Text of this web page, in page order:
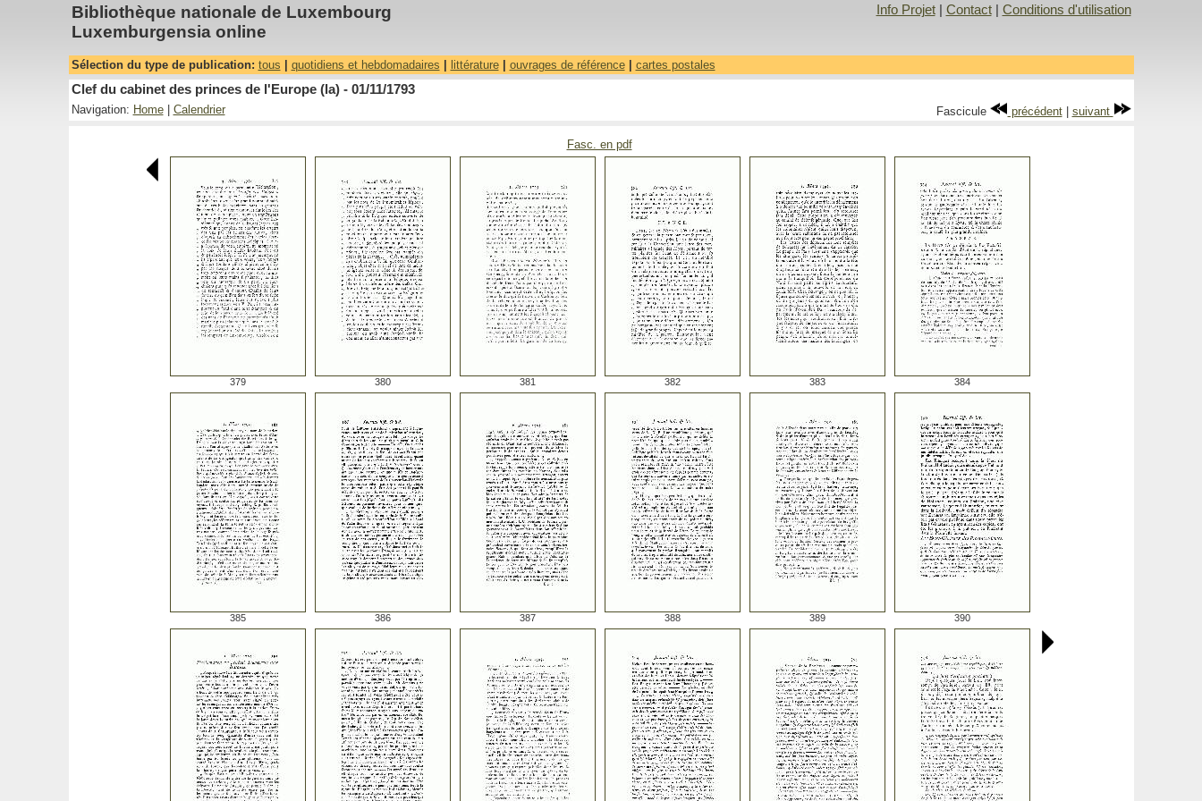
Bibliothèque nationale de Luxembourg
Luxemburgensia online
Info Projet| Contact| Conditions d'utilisation
Sélection du type de publication: tous quotidiens et hebdomadaires littérature| ouvrages de référence| cartes postales
Clef du cabinet des princes de l'Europe (la) - 01/11/1793
Navigation: Home| Calendrier Fascicule précédent| suivant
Fasc. en pdf
379 380 381 382 383 384
385 386 387 388 389 390